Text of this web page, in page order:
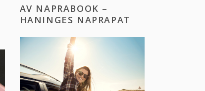
AV NAPRABOOK –
HANINGES NAPRAPAT